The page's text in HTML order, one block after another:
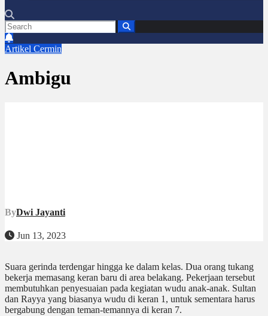
Artikel Cermin
Ambigu
ByDwi Jayanti
Jun 13, 2023
Suara gerinda terdengar hingga ke dalam kelas. Dua orang tukang
bekerja memasang keran baru di area belakang. Pekerjaan tersebut
membutuhkan penyesuaian pada kegiatan wudu anak-anak. Sultan
dan Rayya yang biasanya wudu di keran 1, untuk sementara harus
bergabung dengan teman-temannya di keran 7.